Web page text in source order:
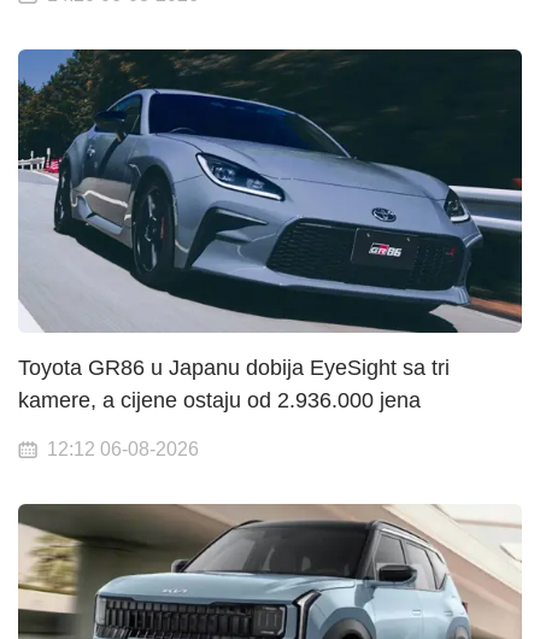
Toyota GR86 u Japanu dobija EyeSight sa tri
kamere, a cijene ostaju od 2.936.000 jena
12:12 06-08-2026